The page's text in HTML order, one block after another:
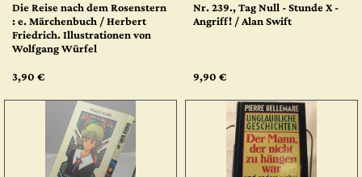
Die Reise nach dem Rosenstern
: e. Märchenbuch / Herbert
Friedrich. Illustrationen von
Wolfgang Würfel
3,90 €
Nr. 239., Tag Null - Stunde X -
Angriff! / Alan Swift
9,90 €